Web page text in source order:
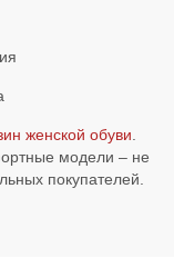
женской обуви
модели – не
покупателей.